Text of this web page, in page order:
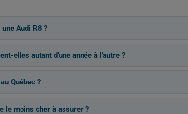
Audi R8 ?
elles autant d'une année à l'autre ?
Québec ?
le moins cher à assurer ?